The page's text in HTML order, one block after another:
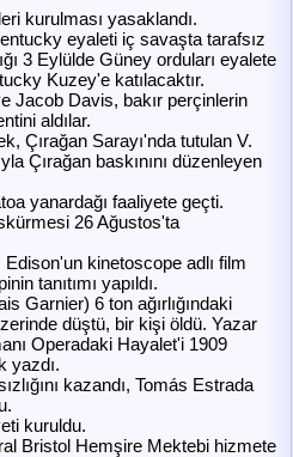
- v2025.01
C.S. Contract
kurulması yasaklandı.
eyaleti iç savaşta tarafsız
3 Eylülde Güney orduları eyalete
Kuzey'e katılacaktır.
Jacob Davis, bakır perçinlerin
aldılar.
Çırağan Sarayı'nda tutulan V.
Çırağan baskınını düzenleyen
yanardağı faaliyete geçti.
26 Ağustos'ta
kinetoscope adlı film
tanıtımı yapıldı.
Garnier) 6 ton ağırlığındaki
düştü, bir kişi öldü. Yazar
Operadaki Hayalet'i 1909
yazdı.
kazandı, Tomás Estrada
kuruldu.
Bristol Hemşire Mektebi hizmete